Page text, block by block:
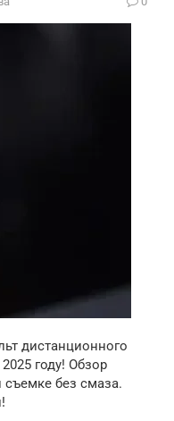
дистанционного
году! Обзор
без смаза.